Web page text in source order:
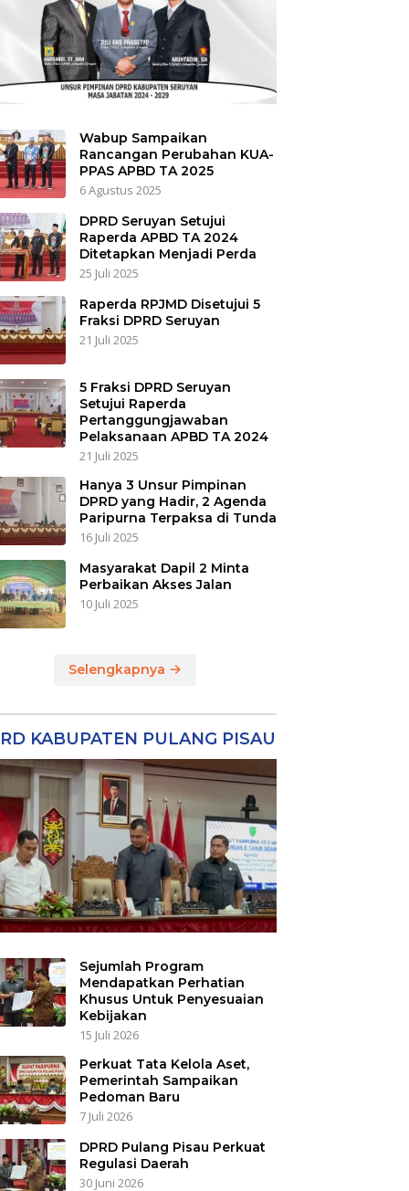
Wabup Sampaikan
Rancangan Perubahan KUA-
PPAS APBD TA 2025
6 Agustus 2025
DPRD Seruyan Setujui
Raperda APBD TA 2024
Ditetapkan Menjadi Perda
25 Juli 2025
Raperda RPJMD Disetujui 5
Fraksi DPRD Seruyan
21 Juli 2025
5 Fraksi DPRD Seruyan
Setujui Raperda
Pertanggungjawaban
Pelaksanaan APBD TA 2024
21 Juli 2025
Hanya 3 Unsur Pimpinan
DPRD yang Hadir, 2 Agenda
Paripurna Terpaksa di Tunda
16 Juli 2025
Masyarakat Dapil 2 Minta
Perbaikan Akses Jalan
10 Juli 2025
Selengkapnya
KABUPATEN PULANG PISAU
Sejumlah Program
Mendapatkan Perhatian
Khusus Untuk Penyesuaian
Kebijakan
15 Juli 2026
Perkuat Tata Kelola Aset,
Pemerintah Sampaikan
Pedoman Baru
7 Juli 2026
DPRD Pulang Pisau Perkuat
Regulasi Daerah
30 Juni 2026